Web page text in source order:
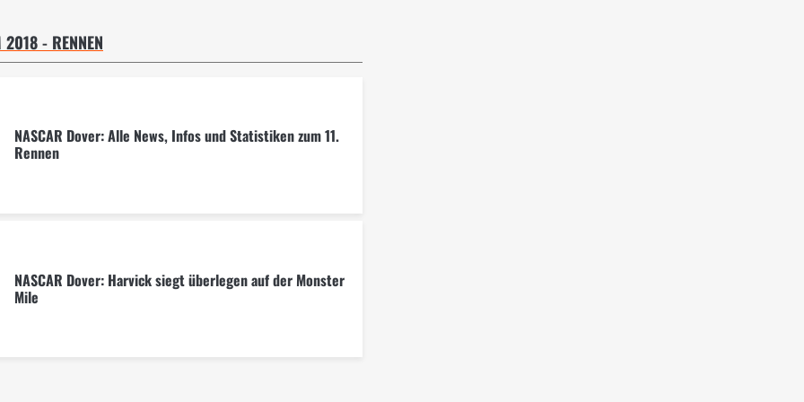
- RENNEN
NASCAR Dover: Alle News, Infos und Statistiken zum 11.
Rennen
NASCAR Dover: Harvick siegt überlegen auf der Monster
Mile